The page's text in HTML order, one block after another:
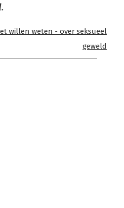
willen weten - over seksueel
geweld